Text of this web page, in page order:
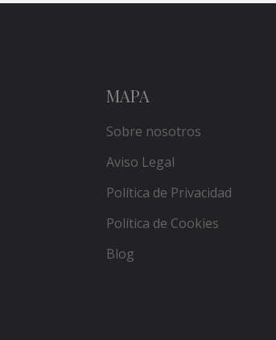
MAPA
Sobre nosotros
Aviso Legal
Política de Privacidad
Política de Cookies
Blog